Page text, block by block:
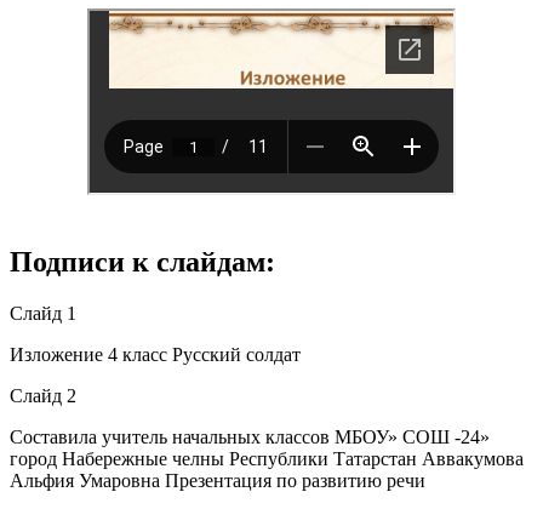
Подписи к слайдам:
Слайд 1
Изложение 4 класс Русский солдат
Слайд 2
Составила учитель начальных классов МБОУ» СОШ -24»
город Набережные челны Республики Татарстан Аввакумова
Альфия Умаровна Презентация по развитию речи